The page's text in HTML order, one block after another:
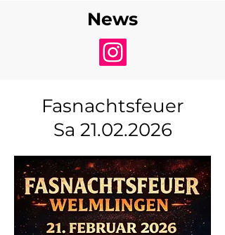
News
Fasnachtsfeuer
Sa 21.02.2026